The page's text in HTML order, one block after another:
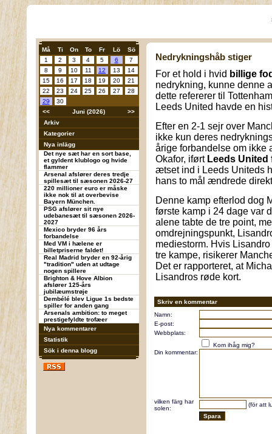
Må Ti On To Fr Lö
Sö
1
2 3 4 5 6
7
8
9 10 11 12 13
14
15
16 17 18 19 20
21
22
23 24 25 26 27
28
29
30
<<
Juni (2026)
>>
Arkiv
Kategorier
Nya inlägg
Det nye sæt har en sort base,
et gyldent klublogo og hvide
flammer
Arsenal afslører deres tredje
spillesæt til sæsonen 2026-27
220 millioner euro er måske
ikke nok til at overbevise
Bayern München.
PSG afslører sit nye
udebanesæt til sæsonen 2026-
2027
Mexico bryder 96 års
forbandelse
Med VM i hælene er
billetpriserne faldet!
Real Madrid bryder en 92-årig
"tradition" uden at udtage
nogen spillere
Brighton & Hove Albion
afslører 125-års
jubilæumstrøje
Dembélé blev Ligue 1s bedste
spiller for anden gang
Arsenals ambition: to meget
prestigefyldte trofæer
Nya kommentarer
Statistik
Sök i denna blogg
Nedrykningshåb stiger
For et hold i hvid billige
nedrykning, kunne denne
dette refererer til
Leeds United havde en
Efter en 2-1 sejr over
ikke kun deres
årige forbandelse om ikke
Okafor, iført Leeds
ætset ind i Leeds Uniteds
hans to mål ændrede
Denne kamp efterlod dog
første kamp i 24 dage var
alene tabte de tre point,
omdrejningspunkt,
mediestorm. Hvis
tre kampe, risikerer
Det er rapporteret, at
Lisandros røde kort.
Skriv en kommentar
Namn:
E-post:
Webbplats:
Kom ihåg mig?
Din kommentar:
vilken färg har
solen:
(för att